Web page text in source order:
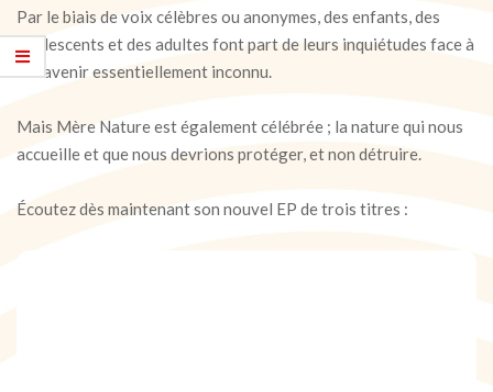
Par le biais de voix célèbres ou anonymes, des enfants, des
adolescents et des adultes font part de leurs inquiétudes face à
cet avenir essentiellement inconnu.
Mais Mère Nature est également célébrée ; la nature qui nous
accueille et que nous devrions protéger, et non détruire.
Écoutez dès maintenant son nouvel EP de trois titres :